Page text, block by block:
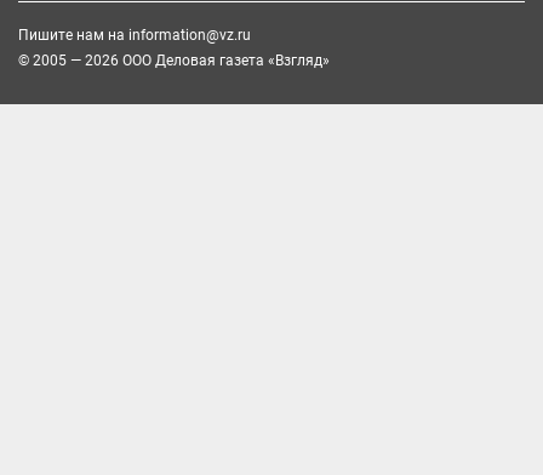
Пишите нам на information@vz.ru
© 2005 — 2026 ООО Деловая газета «Взгляд»